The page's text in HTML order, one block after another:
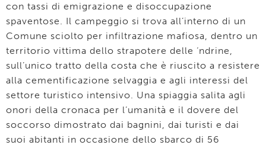
con tassi di emigrazione e disoccupazione
spaventose. Il campeggio si trova all’interno di un
Comune sciolto per infiltrazione mafiosa, dentro un
territorio vittima dello strapotere delle ‘ndrine,
sull’unico tratto della costa che è riuscito a resistere
alla cementificazione selvaggia e agli interessi del
settore turistico intensivo. Una spiaggia salita agli
onori della cronaca per l’umanità e il dovere del
soccorso dimostrato dai bagnini, dai turisti e dai
suoi abitanti in occasione dello sbarco di 56